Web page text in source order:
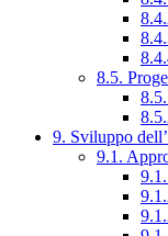
8.5.
9. Sviluppo
9.1.